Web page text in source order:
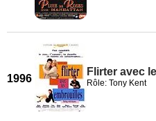
1996
Flirter avec
Rôle: Tony Kent